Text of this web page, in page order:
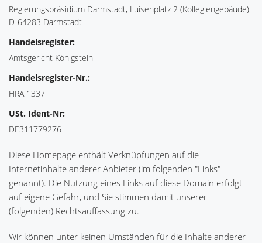
Regierungspräsidium Darmstadt, Luisenplatz 2 (Kollegiengebäude)
D-64283 Darmstadt
Handelsregister:
Amtsgericht Königstein
Handelsregister-Nr.:
HRA 1337
USt. Ident-Nr:
DE311779276
Diese Homepage enthält Verknüpfungen auf die
Internetinhalte anderer Anbieter (im folgenden "Links"
genannt). Die Nutzung eines Links auf diese Domain erfolgt
auf eigene Gefahr, und Sie stimmen damit unserer
(folgenden) Rechtsauffassung zu.
Wir können unter keinen Umständen für die Inhalte anderer